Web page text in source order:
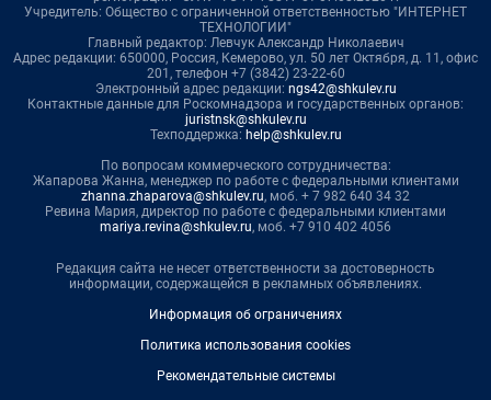
Учредитель: Общество с ограниченной ответственностью "ИНТЕРНЕТ
ТЕХНОЛОГИИ"
Главный редактор: Левчук Александр Николаевич
Адрес редакции: 650000, Россия, Кемерово, ул. 50 лет Октября, д. 11, офис
201, телефон +7 (3842) 23-22-60
Электронный адрес редакции: ngs42@shkulev.ru
Контактные данные для Роскомнадзора и государственных органов:
juristnsk@shkulev.ru
Техподдержка: help@shkulev.ru
По вопросам коммерческого сотрудничества:
Жапарова Жанна, менеджер по работе с федеральными клиентами
zhanna.zhaparova@shkulev.ru, моб. + 7 982 640 34 32
Ревина Мария, директор по работе с федеральными клиентами
mariya.revina@shkulev.ru, моб. +7 910 402 4056
Редакция сайта не несет ответственности за достоверность
информации, содержащейся в рекламных объявлениях.
Информация об ограничениях
Политика использования cookies
Рекомендательные системы